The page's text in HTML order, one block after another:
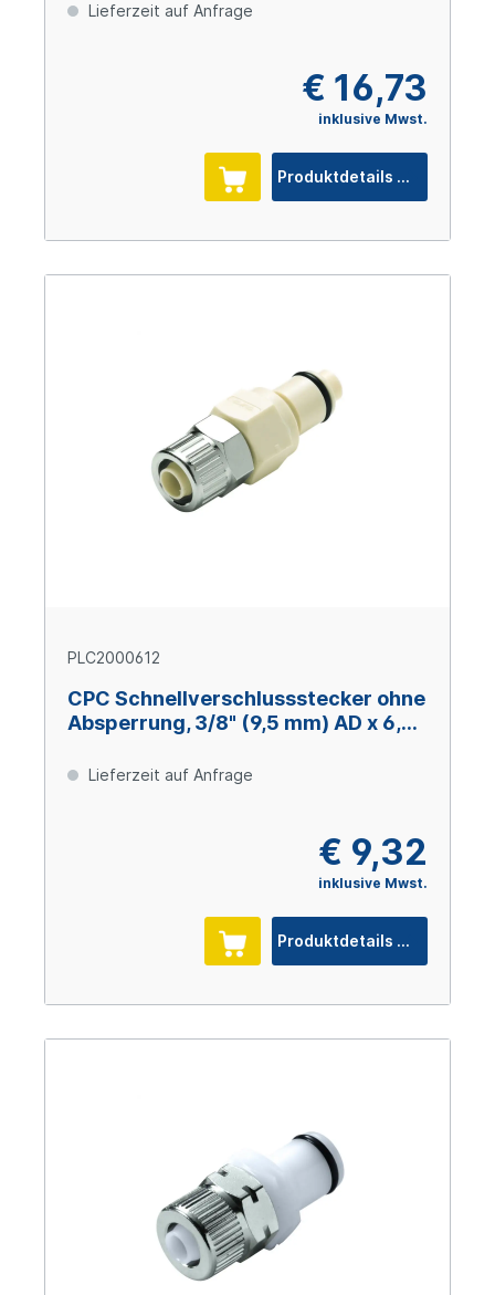
Lieferzeit auf Anfrage
€ 16,73
inklusive Mwst.
Produktdetails
PLC2000612
CPC Schnellverschlussstecker ohne
Absperrung, 3/8" (9,5 mm) AD x 6,4
Lieferzeit auf Anfrage
€ 9,32
inklusive Mwst.
Produktdetails